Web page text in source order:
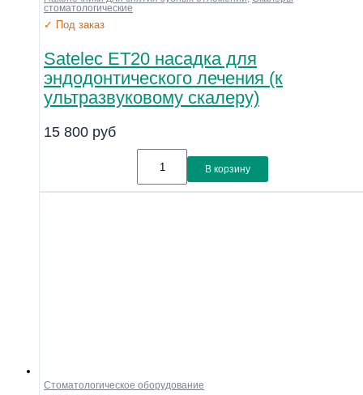
стоматологические
✓ Под заказ
Satelec ET20 насадка для
эндодонтического лечения (к
ультразвуковому скалеру)
15 800 руб
В корзину
Стоматологическое оборудование